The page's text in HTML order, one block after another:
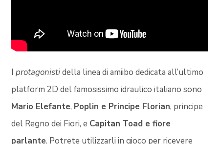
I protagonistidella linea di amiibo dedicata all’ultimo
platform 2D del famosissimo idraulico italiano sono
Mario Elefante, Poplin e Principe Florian, principe
del Regno dei Fiori, e Capitan Toad e fiore
parlante. Potrete utilizzarli in gioco per ricevere